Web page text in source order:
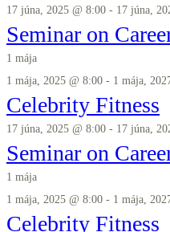
17 júna, 2025 @ 8:00 - 17 júna,
Seminar on
1 mája
1 mája, 2025 @ 8:00 - 1 mája,
Celebrity Fitness
17 júna, 2025 @ 8:00 - 17 júna,
Seminar on
1 mája
1 mája, 2025 @ 8:00 - 1 mája,
Celebrity Fitness